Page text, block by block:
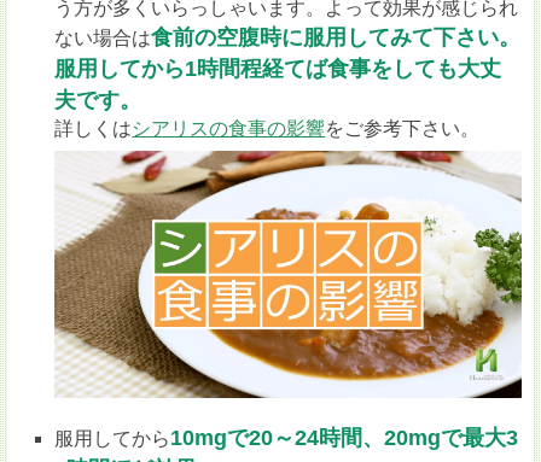
う方が多くいらっしゃいます。よって効果が感じられ
ない場合は食前の空腹時に服用してみて下さい。
服用してから1時間程経てば食事をしても大丈
夫です。
詳しくはシアリスの食事の影響をご参考下さい。
服用してから10mgで20～24時間、20mgで最大3